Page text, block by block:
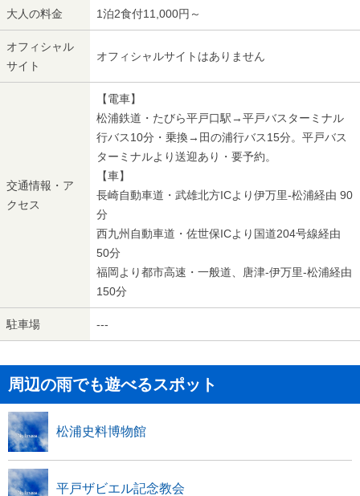
大人の料金 1泊2食付11,000円～
オフィシャル
サイト
オフィシャルサイトはありません
交通情報・ア
クセス
【電車】
松浦鉄道・たびら平戸口駅→平戸バスターミナル
行バス10分・乗換→田の浦行バス15分。平戸バス
ターミナルより送迎あり・要予約。
【車】
長崎自動車道・武雄北方ICより伊万里-松浦経由 90
分
西九州自動車道・佐世保ICより国道204号線経由
50分
福岡より都市高速・一般道、唐津-伊万里-松浦経由
150分
駐車場 ---
周辺の雨でも遊べるスポット
松浦史料博物館
平戸ザビエル記念教会